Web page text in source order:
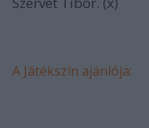
A Játékszín ajánlója: